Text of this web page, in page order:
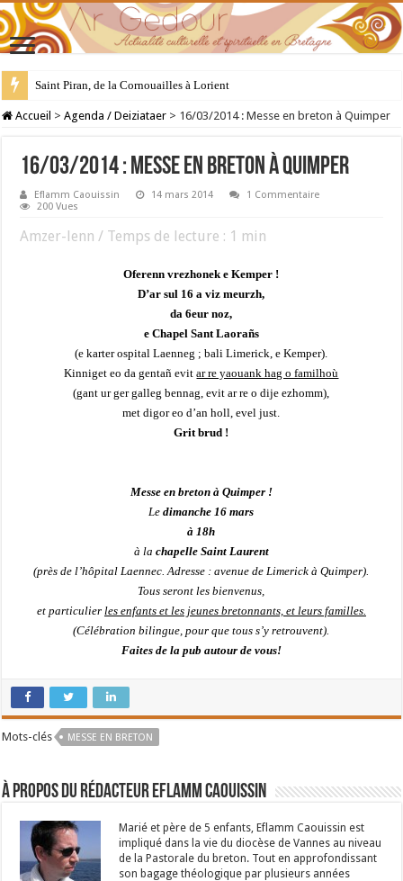
Saint Piran, de la Cornouailles à Lorient
28 juillet : Saint Samson de Dol, père de la Bretagne chrétienne
Accueil > Agenda / Deiziataer > 16/03/2014 : Messe en breton à Quimper
16/03/2014 : Messe en breton à Quimper
Eflamm Caouissin 14 mars 2014
1 Commentaire
200 Vues
Amzer-lenn / Temps de lecture : 1 min
Oferenn vrezhonek e Kemper !
D’ar sul 16 a viz meurzh,
da 6eur noz,
e Chapel Sant Laorañs
(e karter ospital Laenneg ; bali Limerick, e Kemper).
Kinniget eo da gentañ evitar re yaouank hag o familhoù
(gant ur ger galleg bennag, evit ar re o dije ezhomm),
met digor eo d’an holl, evel just.
Grit brud !
Messe en breton à Quimper !
Ledimanche 16 mars
à 18h
à la chapelle Saint Laurent
(près de l’hôpital Laennec. Adresse : avenue de Limerick à Quimper).
Tous seront les bienvenus,
et particulier les enfants et les jeunes bretonnants, et leurs familles.
(Célébration bilingue, pour que tous s’y retrouvent).
Faites de la pub autour de vous!
Mots-clés MESSE EN BRETON
À propos du rédacteur Eflamm Caouissin
Marié et père de 5 enfants, Eflamm Caouissin est
impliqué dans la vie du diocèse de Vannes au niveau
de la Pastorale du breton. Tout en approfondissant
son bagage théologique par plusieurs années